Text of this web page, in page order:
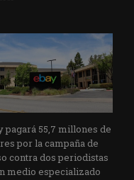
pagará 55,7 millones de
por la campaña de
contra dos periodistas
medio especializado